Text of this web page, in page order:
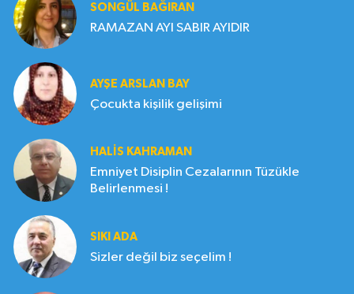
SONGÜL BAĞIRAN
RAMAZAN AYI SABIR AYIDIR
AYŞE ARSLAN BAY
Çocukta kişilik gelişimi
HALIS KAHRAMAN
Emniyet Disiplin Cezalarının Tüzükle
Belirlenmesi !
SIKI ADA
Sizler değil biz seçelim !